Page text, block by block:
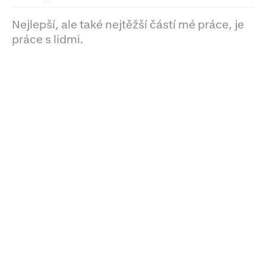
Nejlepší, ale také nejtěžší částí mé práce, je
práce s lidmi.